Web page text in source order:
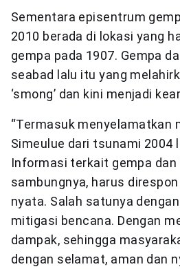
Sementara episentrum
2010 berada di lokasi yang
gempa pada 1907. Gempa
seabad lalu itu yang
‘smong’ dan kini menjadi
“Termasuk menyelamatkan
Simeulue dari tsunami 2004
Informasi terkait gempa dan
sambungnya, harus
nyata. Salah satunya
mitigasi bencana. Dengan
dampak, sehingga
dengan selamat, aman dan